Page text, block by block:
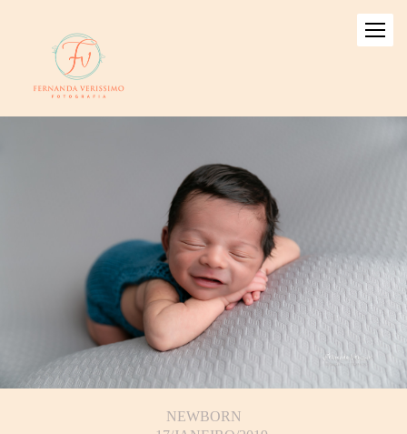
NEWBORN